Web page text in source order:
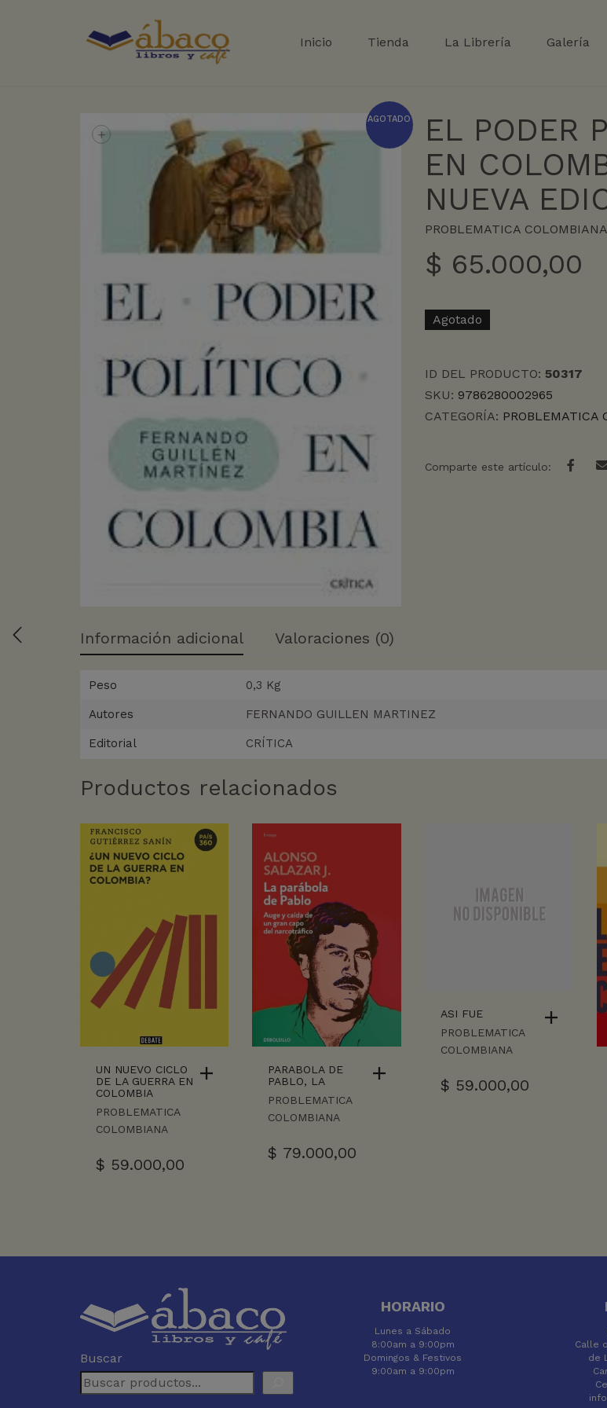
Inicio Tienda La Librería Galería
AGOTADO
+
EL PODER
EN
NUEVA
PROBLEMATICA COLOMBIANA
$ 65.000,00
Agotado
ID DEL PRODUCTO: 50317
SKU: 9786280002965
CATEGORÍA: PROBLEMATICA
Comparte este artículo:
Información adicional Valoraciones (0)
Peso 0,3 Kg
Autores FERNANDO GUILLEN MARTINEZ
Editorial CRÍTICA
Productos relacionados
UN NUEVO CICLO
DE LA GUERRA EN
COLOMBIA
PROBLEMATICA
COLOMBIANA
$ 59.000,00
PARABOLA DE
PABLO, LA
PROBLEMATICA
COLOMBIANA
$ 79.000,00
ASI FUE
PROBLEMATICA
COLOMBIANA
$ 59.000,00
Buscar
HORARIO
Lunes a Sábado
8:00am a 9:00pm
Domingos & Festivos
9:00am a 9:00pm
Calle
de